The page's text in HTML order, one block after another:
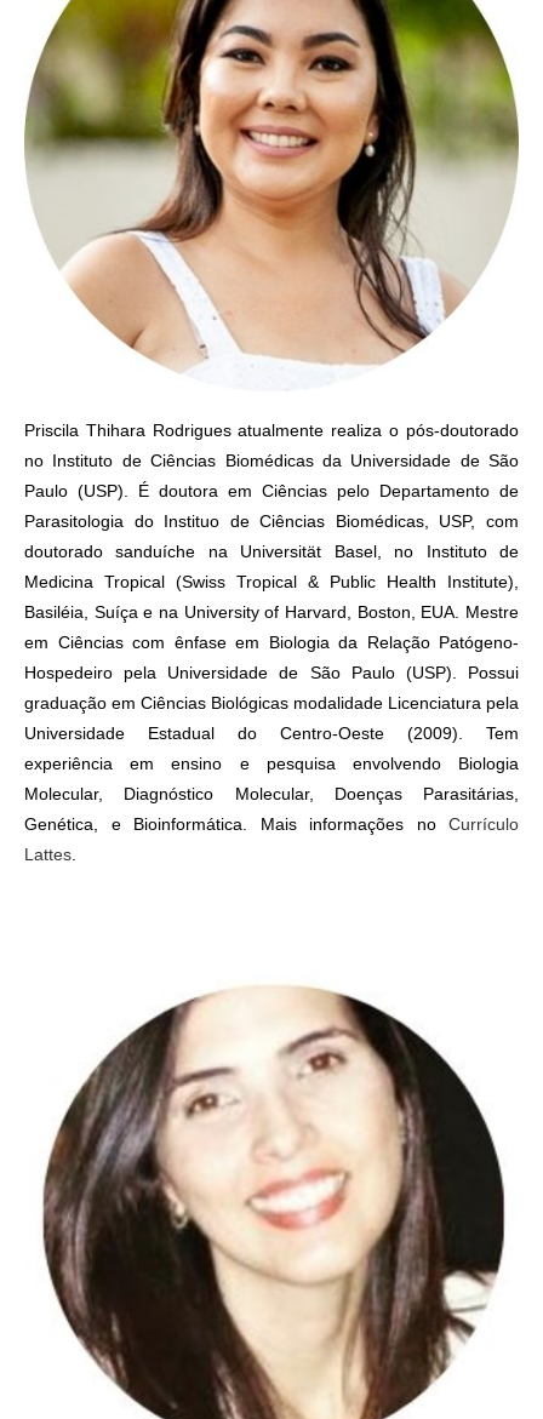
Priscila Thihara Rodrigues atualmente realiza o pós-doutorado
no Instituto de Ciências Biomédicas da Universidade de São
Paulo (USP). É doutora em Ciências pelo Departamento de
Parasitologia do Instituo de Ciências Biomédicas, USP, com
doutorado sanduíche na Universität Basel, no Instituto de
Medicina Tropical (Swiss Tropical & Public Health Institute),
Basiléia, Suíça e na University of Harvard, Boston, EUA. Mestre
em Ciências com ênfase em Biologia da Relação Patógeno-
Hospedeiro pela Universidade de São Paulo (USP). Possui
graduação em Ciências Biológicas modalidade Licenciatura pela
Universidade Estadual do Centro-Oeste (2009). Tem
experiência em ensino e pesquisa envolvendo Biologia
Molecular, Diagnóstico Molecular, Doenças Parasitárias,
Genética, e Bioinformática. Mais informações no Currículo
Lattes